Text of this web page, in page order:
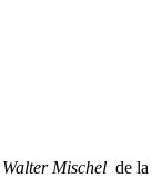
Walter Mischel de la